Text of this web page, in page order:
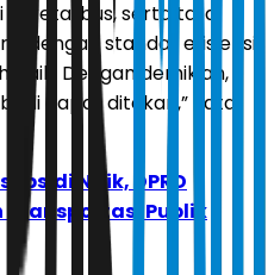
bus, serta tata
dengan standar efisiensi
baik. Dengan demikian,
dapat ditekan,” kata
Naik, DPRD
Publik